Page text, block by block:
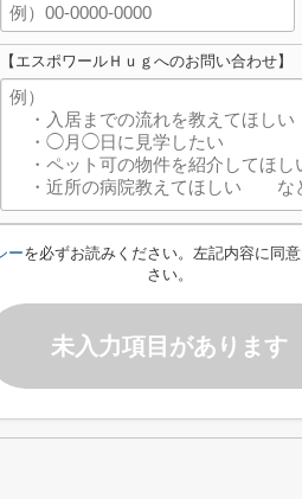
【エスポワールＨｕｇへのお問い合わせ】
ーを必ずお読みください。左記内容に同
さい。
未入力項目があります